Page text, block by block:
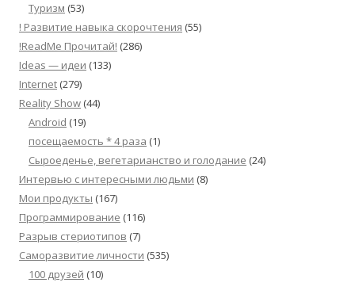
Туризм (53)
! Развитие навыка скорочтения (55)
!ReadMe Прочитай! (286)
Ideas — идеи (133)
Internet (279)
Reality Show (44)
Android (19)
посещаемость * 4 раза (1)
Сыроеденье, вегетарианство и голодание (24)
Интервью с интересными людьми (8)
Мои продукты (167)
Программирование (116)
Разрыв стериотипов (7)
Саморазвитие личности (535)
100 друзей (10)